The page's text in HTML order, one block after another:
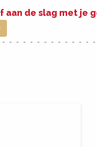
aan de slag met je